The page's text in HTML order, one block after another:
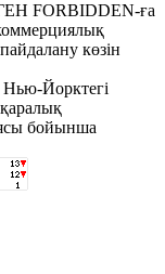
FORBIDDEN-ға
көзін
Йорктегі
бойынша